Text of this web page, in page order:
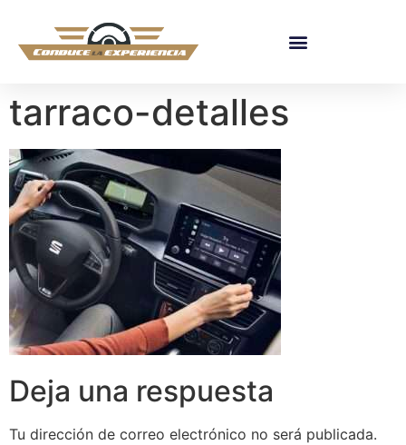
tarraco-detalles
Deja una respuesta
Tu dirección de correo electrónico no será publicada.